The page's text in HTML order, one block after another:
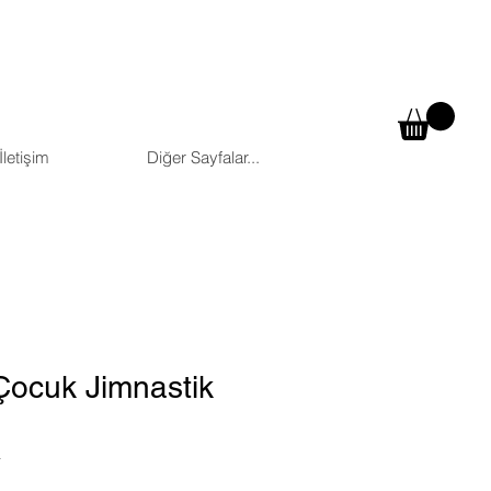
İletişim Diğer Sayfalar...
Jimnastik